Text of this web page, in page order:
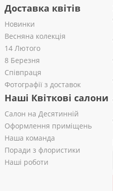
Доставка квітів
Новинки
Весняна колекція
14 Лютого
8 Березня
Співпраця
Фотографії з доставок
Наші Квіткові салони
Салон на Десятинній
Оформлення приміщень
Наша команда
Поради з флористики
Наші роботи